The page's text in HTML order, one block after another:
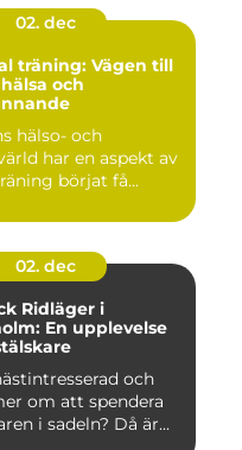
02. dec
träning: Vägen till
och
hälso- och
har en aspekt av
börjat få...
02. dec
Ridläger i
En upplevelse
och
om att spendera
i sadeln? Då är...